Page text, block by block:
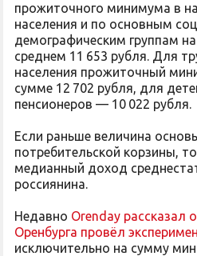
прожиточного минимума в
населения и по основным
демографическим группам
среднем 11 653 рубля. Для
населения прожиточный
сумме 12 702 рубля, для
пенсионеров — 10 022 рубля.
Если раньше величина
потребительской корзины,
медианный доход
россиянина.
Недавно Orenday рассказал
Оренбурга провёл
исключительно на сумму